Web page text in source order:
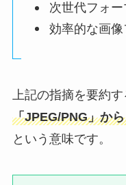
次世代フォ
効率的な画像
上記の指摘を要約す
「JPEG/PNG」か
という意味です。